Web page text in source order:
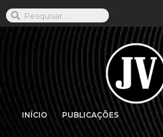
INÍCIO PUBLICAÇÕES